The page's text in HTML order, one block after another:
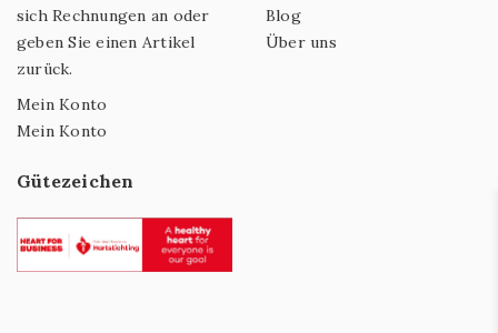
sich Rechnungen an oder
geben Sie einen Artikel
zurück.
Mein Konto
Mein Konto
Blog
Über uns
Gütezeichen